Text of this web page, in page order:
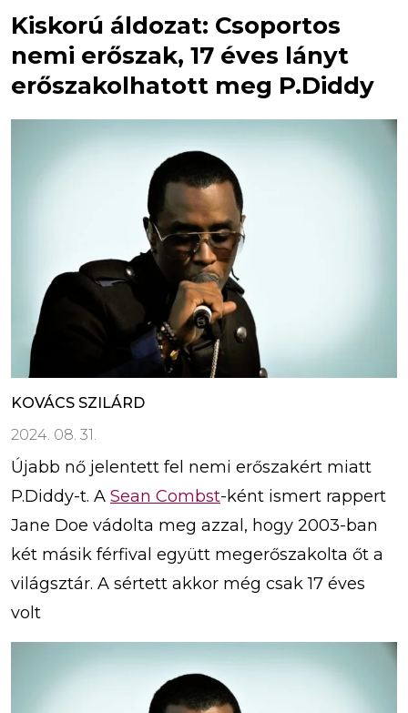
Kiskorú áldozat: Csoportos
nemi erőszak, 17 éves lányt
erőszakolhatott meg P.Diddy
KOVÁCS SZILÁRD
2024. 08. 31.
Újabb nő jelentett fel nemi erőszakért miatt
P.Diddy-t. A Sean Combst-ként ismert rappert
Jane Doe vádolta meg azzal, hogy 2003-ban
két másik férfival együtt megerőszakolta őt a
világsztár. A sértett akkor még csak 17 éves
volt